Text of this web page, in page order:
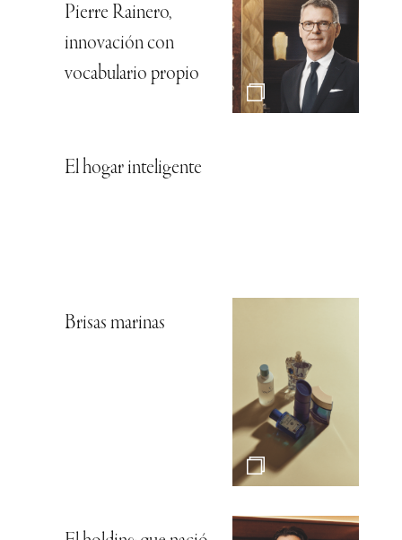
Pierre Rainero,
innovación con
vocabulario propio
El hogar inteligente
Brisas marinas